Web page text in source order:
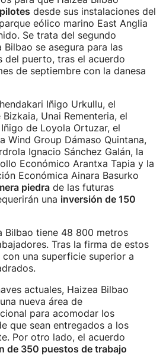
desde sus instalaciones del
eólico marino East Anglia
Se trata del segundo
se asegura para las
del puerto, tras el acuerdo
de septiembre con la danesa
Iñigo Urkullu, el
Unai Rementeria, el
de Loyola Ortuzar, el
Wind Group Dámaso Quintana,
Ignacio Sánchez Galán, la
Económico Arantxa Tapia y la
Económica Ainara Basurko
piedra de las futuras
una inversión de 150
Bilbao tiene 48 800 metros
Tras la firma de estos
una superficie superior a
actuales, Haizea Bilbao
nueva área de
para acomodar los
que sean entregados a los
Por otro lado, el acuerdo
de 350 puestos de trabajo